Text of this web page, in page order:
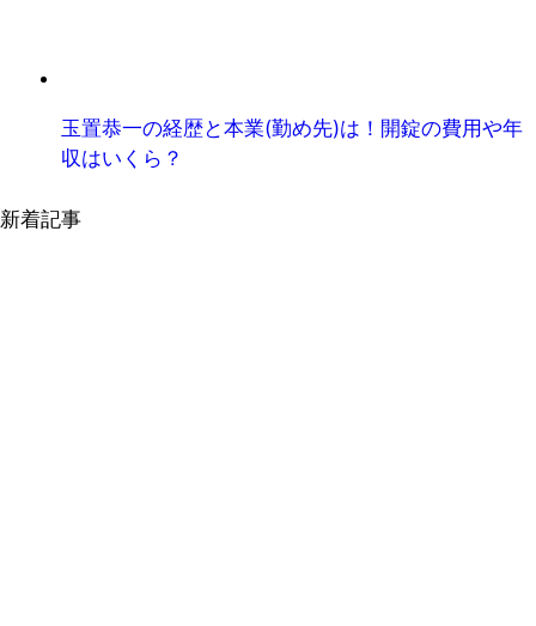
玉置恭一の経歴と本業(勤め先)は！開錠の費用や年
収はいくら？
新着記事